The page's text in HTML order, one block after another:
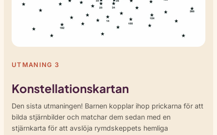
UTMANING 3
Konstellationskartan
Den sista utmaningen! Barnen kopplar ihop prickarna för att
bilda stjärnbilder och matchar dem sedan med en
stjärnkarta för att avslöja rymdskeppets hemliga